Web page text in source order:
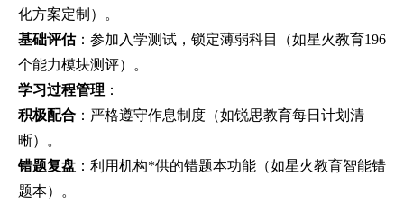
化方案定制）。
基础评估：参加入学测试，锁定薄弱科目（如星火教育196
个能力模块测评）。
学习过程管理 ：
积极配合 ：严格遵守作息制度（如锐思教育每日计划清
晰）。
错题复盘 ：利用机构*供的错题本功能（如星火教育智能错
题本）。